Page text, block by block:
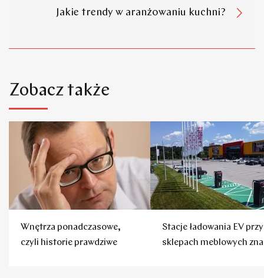
Jakie trendy w aranżowaniu kuchni?
Zobacz także
Wnętrza ponadczasowe,
czyli historie prawdziwe
Stacje ładowania EV przy
sklepach meblowych